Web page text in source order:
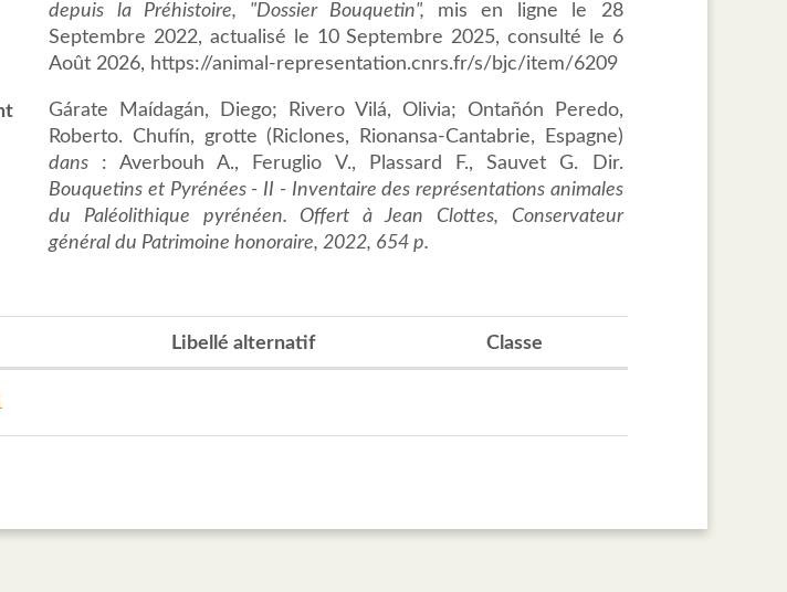
depuis la Préhistoire, "Dossier Bouquetin", mis en ligne le 28
Septembre 2022, actualisé le 10 Septembre 2025, consulté le 6
Août 2026, https://animal-representation.cnrs.fr/s/bjc/item/6209
Gárate Maídagán, Diego; Rivero Vilá, Olivia; Ontañón Peredo,
Roberto. Chufín, grotte (Riclones, Rionansa-Cantabrie, Espagne)
dans : Averbouh A., Feruglio V., Plassard F., Sauvet G. Dir.
Bouquetins et Pyrénées - II - Inventaire des représentations animales
du Paléolithique pyrénéen. Offert à Jean Clottes, Conservateur
général du Patrimoine honoraire, 2022, 654 p.
Libellé alternatif Classe